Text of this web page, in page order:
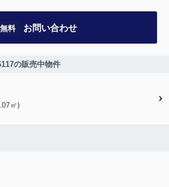
無料 お問い合わせ
の販売中物件
㎡)